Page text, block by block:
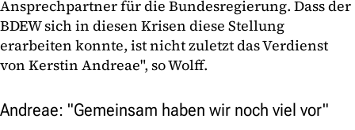
Ansprechpartner für die Bundesregierung. Dass der
BDEW sich in diesen Krisen diese Stellung
erarbeiten konnte, ist nicht zuletzt das Verdienst
von Kerstin Andreae", so Wolff.
Andreae: "Gemeinsam haben wir noch viel vor"